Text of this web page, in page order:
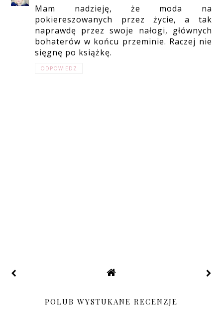
Mam nadzieję, że moda na
pokiereszowanych przez życie, a tak
naprawdę przez swoje nałogi, głównych
bohaterów w końcu przeminie. Raczej nie
sięgnę po książkę.
ODPOWIEDZ
POLUB WYSTUKANE RECENZJE